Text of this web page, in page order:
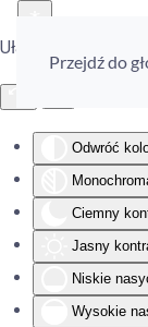
Ułatwienia dostępu
Odwróć
Ciemny
Jasny
Niskie
Wysokie
Przejdź do